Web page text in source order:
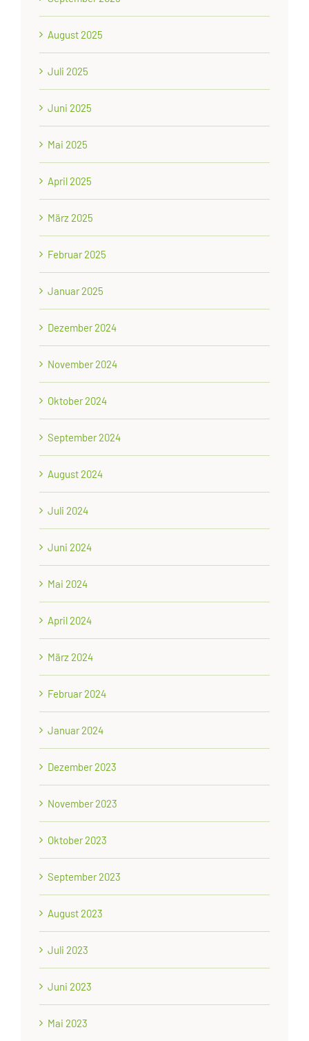
August 2025
Juli 2025
Juni 2025
Mai 2025
April 2025
März 2025
Februar 2025
Januar 2025
Dezember 2024
November 2024
Oktober 2024
September 2024
August 2024
Juli 2024
Juni 2024
Mai 2024
April 2024
März 2024
Februar 2024
Januar 2024
Dezember 2023
November 2023
Oktober 2023
September 2023
August 2023
Juli 2023
Juni 2023
Mai 2023